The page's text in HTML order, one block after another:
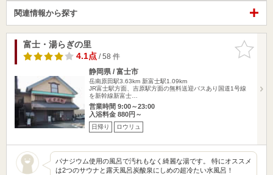
関連情報から探す
お気に入
りに追加
富士・湯らぎの里
4.1点/ 58 件
静岡県 / 富士市
岳南原田駅3.63km 新富士駅1.09km
JR富士駅方面、吉原駅方面の無料送迎バスあり国道1号線
を新幹線新富士…
営業時間 9:00～23:00
入浴料金 880円～
日帰り ロウリュ
パナジウム使用の風呂で汚れもなく綺麗な湯です。 特にオススメ
は2つのサウナと露天風呂炭酸泉にしめの超冷たい水風呂！